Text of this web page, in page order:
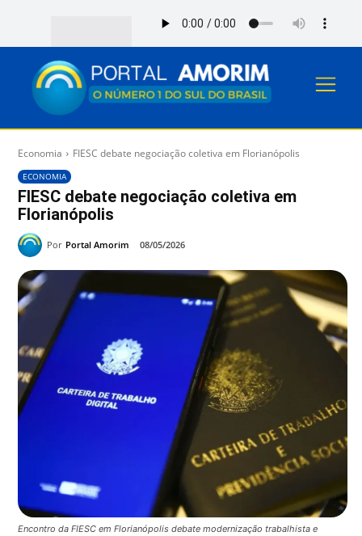
Economia FIESC debate negociação coletiva em Florianópolis
ECONOMIA
FIESC debate negociação coletiva em
Florianópolis
Por Portal Amorim 08/05/2026
Encontro da FIESC em Florianópolis debate modernização trabalhista e